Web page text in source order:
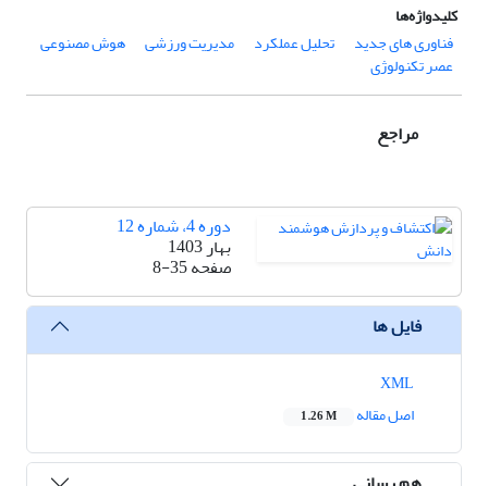
کلیدواژه‌ها
فناوری های جدید
تحلیل عملکرد مدیریت ورزشی هوش مصنوعی
عصر تکنولوژی
مراجع
دوره 4، شماره 12
بهار 1403
صفحه8-35
فایل ها
اصل مقاله
1.26 M